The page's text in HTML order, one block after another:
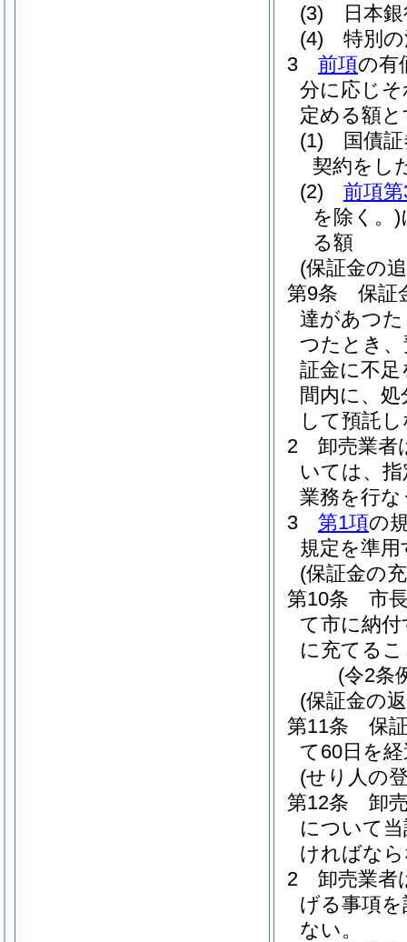
(3)
日本
(4)
特別
3
前項の有
分に応じ
定める額
(1)
国債
契約をし
(2)
前項
を除く。)
る額
(保証金の
第9条
保証
達があつ
つたとき
証金に不
間内に、
して預託
2
卸売業者
いては、
業務を行
3
第1項の
規定を準用
(保証金の
第10条
市
て市に納
に充てる
(令2条
(保証金の
第11条
保
て60日を
(せり人の
第12条
卸
について
ければな
2
卸売業者
げる事項
ない。